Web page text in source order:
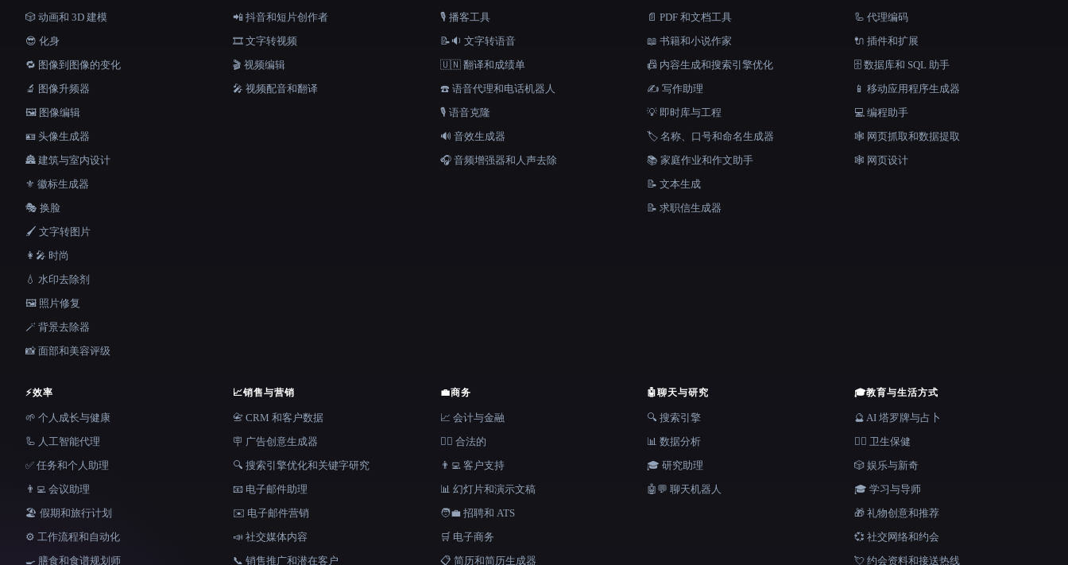
🎲 动画和 3D 建模
😎 化身
🔁 图像到图像的变化
🔬 图像升频器
🖼️ 图像编辑
🪪 头像生成器
🏯 建筑与室内设计
⚜️ 徽标生成器
🎭 换脸
🖌️ 文字转图片
👩‍🎤 时尚
💧 水印去除剂
🖼️ 照片修复
🪄 背景去除器
📸 面部和美容评级
📲 抖音和短片创作者
🎞️ 文字转视频
🎬 视频编辑
🎤 视频配音和翻译
🎙️ 播客工具
📝🔉 文字转语音
🇺🇳 翻译和成绩单
☎️ 语音代理和电话机器人
🎙️ 语音克隆
🔊 音效生成器
🎧 音频增强器和人声去除
📄 PDF 和文档工具
📖 书籍和小说作家
📠 内容生成和搜索引擎优化
✍️ 写作助理
💡 即时库与工程
🏷️ 名称、口号和命名生成器
📚 家庭作业和作文助手
📝 文本生成
📝 求职信生成器
🦾 代理编码
🔌 插件和扩展
🗄️ 数据库和 SQL 助手
📱 移动应用程序生成器
💻 编程助手
🕸️ 网页抓取和数据提取
🕸 网页设计
⚡效率
🌱 个人成长与健康
🦾 人工智能代理
✅ 任务和个人助理
👨‍💻 会议助理
🏖 假期和旅行计划
⚙️ 工作流程和自动化
🍳 膳食和食谱规划师
📈销售与营销
📇 CRM 和客户数据
🪧 广告创意生成器
🔍 搜索引擎优化和关键字研究
📧 电子邮件助理
✉️ 电子邮件营销
📣 社交媒体内容
📞 销售推广和潜在客户
💼商务
📈 会计与金融
👩‍⚖️ 合法的
👨‍💻 客户支持
📊 幻灯片和演示文稿
🧑‍💼 招聘和 ATS
🛒 电子商务
📋 简历和简历生成器
🤖聊天与研究
🔍 搜索引擎
📊 数据分析
🎓 研究助理
🤖💬 聊天机器人
🎓教育与生活方式
🔮 AI 塔罗牌与占卜
👩‍⚕️ 卫生保健
🎲 娱乐与新奇
🎓 学习与导师
🎁 礼物创意和推荐
💞 社交网络和约会
💘 约会资料和接送热线